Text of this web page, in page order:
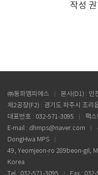
작성
㈜동화엠피에스
본사(D1) : 인
제2공장(F2) : 경기도 파주시 조리
대표번호 : 032-571-3095
팩
E-mail : dhmps@naver.com
DongHwa MPS
49, Yeomjeon-ro 289beon-gil,
Korea